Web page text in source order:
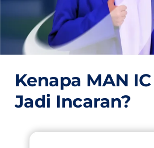
CONTACT US
Kenapa MAN IC
Jadi Incaran?